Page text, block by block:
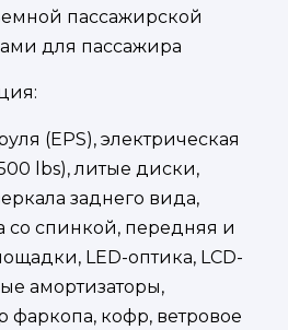
пассажирской
для пассажира
(EPS), электрическая
lbs), литые диски,
заднего вида,
со спинкой, передняя и
LED-оптика, LCD-
амортизаторы,
фаркопа, кофр, ветровое